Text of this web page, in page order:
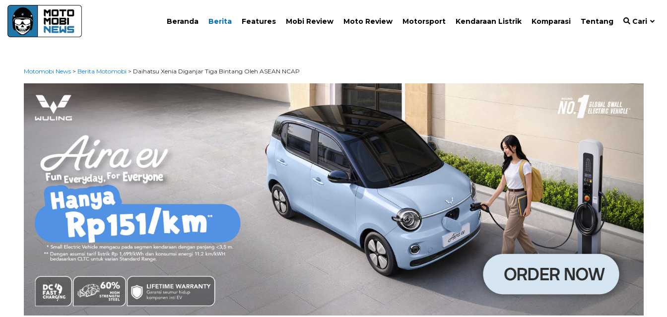
Beranda Berita Features Mobi Review Moto Review Motorsport Kendaraan Listrik Komparasi Tentang Cari
Motomobi News> Berita Motomobi > Daihatsu Xenia Diganjar Tiga Bintang Oleh ASEAN NCAP